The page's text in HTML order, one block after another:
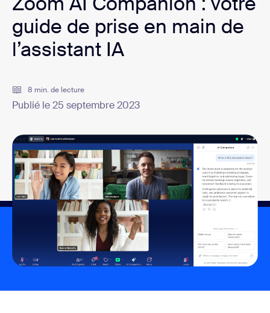
guide de prise en main de
l’assistant IA
8 min. de lecture
Publié le 25 septembre 2023